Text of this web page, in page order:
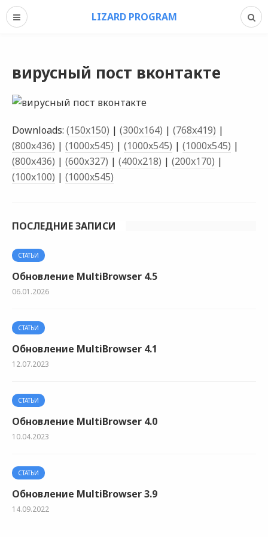
LIZARD PROGRAM
вирусный пост вконтакте
Downloads: (150x150) | (300x164) | (768x419) |
(800x436) | (1000x545) | (1000x545) | (1000x545) |
(800x436) | (600x327) | (400x218) | (200x170) |
(100x100) | (1000x545)
ПОСЛЕДНИЕ ЗАПИСИ
СТАТЬИ
Обновление MultiBrowser 4.5
06.01.2026
СТАТЬИ
Обновление MultiBrowser 4.1
12.07.2023
СТАТЬИ
Обновление MultiBrowser 4.0
10.04.2023
СТАТЬИ
Обновление MultiBrowser 3.9
14.09.2022